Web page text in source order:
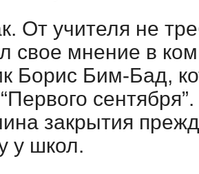
От учителя не
свое мнение в
Борис Бим-Бад,
закрытия
у школ.